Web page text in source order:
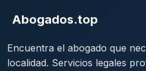
Abogados.top
Encuentra el abogado que
localidad. Servicios legales